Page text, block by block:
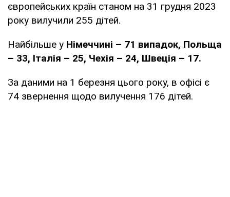
європейських країн станом на 31 грудня 2023
року вилучили 255 дітей.
Найбільше у Німеччині – 71 випадок, Польща
– 33, Італія – 25, Чехія – 24, Швеція – 17.
За даними на 1 березня цього року, в офісі є
74 звернення щодо вилучення 176 дітей.